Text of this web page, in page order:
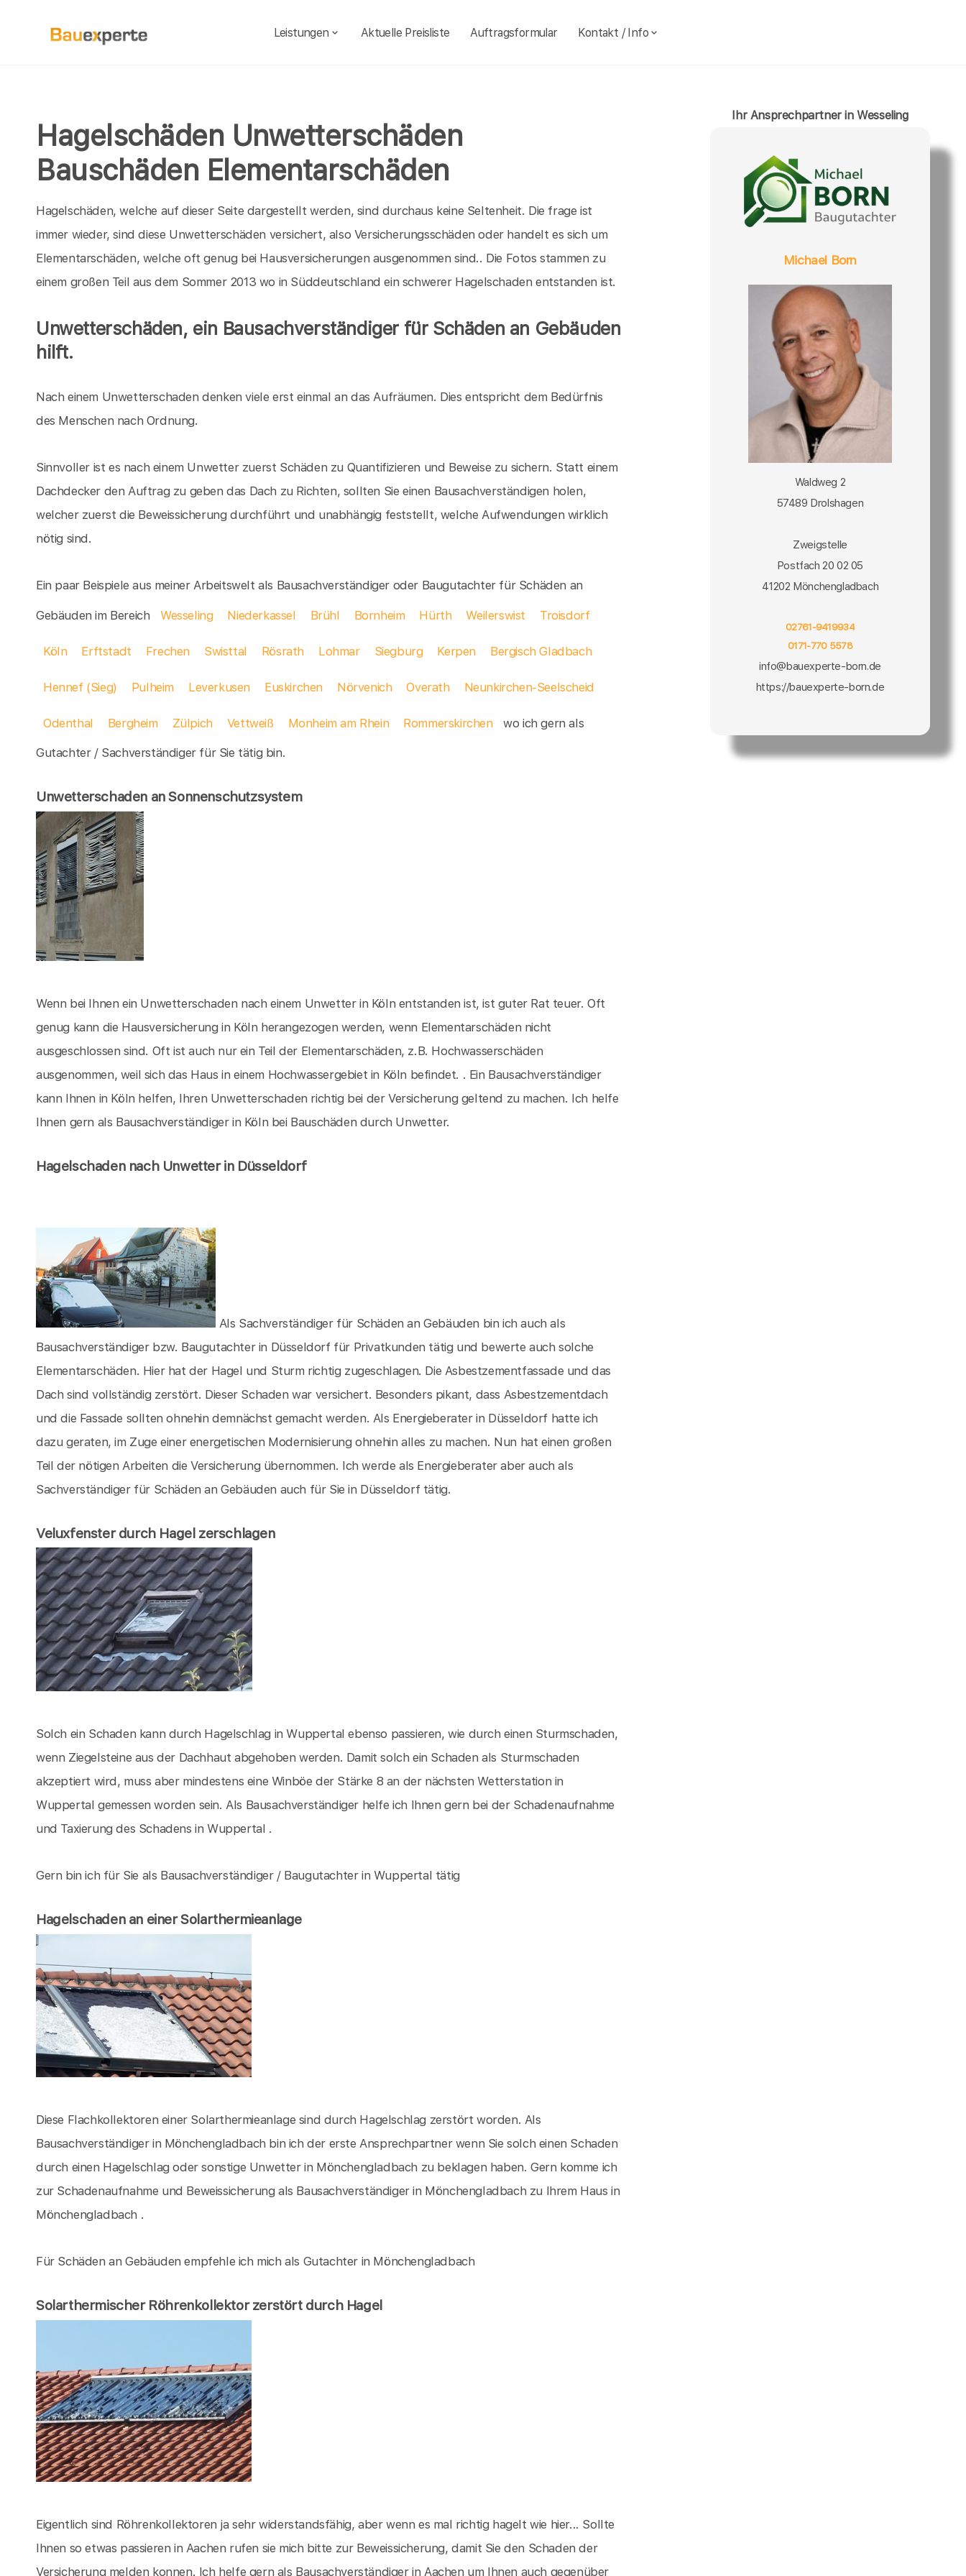
Leistungen Aktuelle Preisliste Auftragsformular Kontakt / Info
Hagelschäden Unwetterschäden
Bauschäden Elementarschäden
Hagelschäden, welche auf dieser Seite dargestellt werden, sind durchaus keine Seltenheit. Die frage ist
immer wieder, sind diese Unwetterschäden versichert, also Versicherungsschäden oder handelt es sich um
Elementarschäden, welche oft genug bei Hausversicherungen ausgenommen sind.. Die Fotos stammen zu
einem großen Teil aus dem Sommer 2013 wo in Süddeutschland ein schwerer Hagelschaden entstanden ist.
Unwetterschäden, ein Bausachverständiger für Schäden an Gebäuden
hilft.
Nach einem Unwetterschaden denken viele erst einmal an das Aufräumen. Dies entspricht dem Bedürfnis
des Menschen nach Ordnung.
Sinnvoller ist es nach einem Unwetter zuerst Schäden zu Quantifizieren und Beweise zu sichern. Statt einem
Dachdecker den Auftrag zu geben das Dach zu Richten, sollten Sie einen Bausachverständigen holen,
welcher zuerst die Beweissicherung durchführt und unabhängig feststellt, welche Aufwendungen wirklich
nötig sind.
Ein paar Beispiele aus meiner Arbeitswelt als Bausachverständiger oder Baugutachter für Schäden an
Gebäuden im Bereich Wesseling Niederkassel Brühl Bornheim Hürth Weilerswist Troisdorf
Köln Erftstadt Frechen Swisttal Rösrath Lohmar Siegburg Kerpen Bergisch Gladbach
Hennef (Sieg) Pulheim Leverkusen Euskirchen Nörvenich Overath Neunkirchen-Seelscheid
Odenthal Bergheim Zülpich Vettweiß Monheim am Rhein Rommerskirchen wo ich gern als
Gutachter / Sachverständiger für Sie tätig bin.
Unwetterschaden an Sonnenschutzsystem
Wenn bei Ihnen ein Unwetterschaden nach einem Unwetter in Köln entstanden ist, ist guter Rat teuer. Oft
genug kann die Hausversicherung in Köln herangezogen werden, wenn Elementarschäden nicht
ausgeschlossen sind. Oft ist auch nur ein Teil der Elementarschäden, z.B. Hochwasserschäden
ausgenommen, weil sich das Haus in einem Hochwassergebiet in Köln befindet. . Ein Bausachverständiger
kann Ihnen in Köln helfen, Ihren Unwetterschaden richtig bei der Versicherung geltend zu machen. Ich helfe
Ihnen gern als Bausachverständiger in Köln bei Bauschäden durch Unwetter.
Hagelschaden nach Unwetter in Düsseldorf
Als Sachverständiger für Schäden an Gebäuden bin ich auch als
Bausachverständiger bzw. Baugutachter in Düsseldorf für Privatkunden tätig und bewerte auch solche
Elementarschäden. Hier hat der Hagel und Sturm richtig zugeschlagen. Die Asbestzementfassade und das
Dach sind vollständig zerstört. Dieser Schaden war versichert. Besonders pikant, dass Asbestzementdach
und die Fassade sollten ohnehin demnächst gemacht werden. Als Energieberater in Düsseldorf hatte ich
dazu geraten, im Zuge einer energetischen Modernisierung ohnehin alles zu machen. Nun hat einen großen
Teil der nötigen Arbeiten die Versicherung übernommen. Ich werde als Energieberater aber auch als
Sachverständiger für Schäden an Gebäuden auch für Sie in Düsseldorf tätig.
Veluxfenster durch Hagel zerschlagen
Solch ein Schaden kann durch Hagelschlag in Wuppertal ebenso passieren, wie durch einen Sturmschaden,
wenn Ziegelsteine aus der Dachhaut abgehoben werden. Damit solch ein Schaden als Sturmschaden
akzeptiert wird, muss aber mindestens eine Winböe der Stärke 8 an der nächsten Wetterstation in
Wuppertal gemessen worden sein. Als Bausachverständiger helfe ich Ihnen gern bei der Schadenaufnahme
und Taxierung des Schadens in Wuppertal .
Gern bin ich für Sie als Bausachverständiger / Baugutachter in Wuppertal tätig
Hagelschaden an einer Solarthermieanlage
Diese Flachkollektoren einer Solarthermieanlage sind durch Hagelschlag zerstört worden. Als
Bausachverständiger in Mönchengladbach bin ich der erste Ansprechpartner wenn Sie solch einen Schaden
durch einen Hagelschlag oder sonstige Unwetter in Mönchengladbach zu beklagen haben. Gern komme ich
zur Schadenaufnahme und Beweissicherung als Bausachverständiger in Mönchengladbach zu Ihrem Haus in
Mönchengladbach .
Für Schäden an Gebäuden empfehle ich mich als Gutachter in Mönchengladbach
Solarthermischer Röhrenkollektor zerstört durch Hagel
Eigentlich sind Röhrenkollektoren ja sehr widerstandsfähig, aber wenn es mal richtig hagelt wie hier... Sollte
Ihnen so etwas passieren in Aachen rufen sie mich bitte zur Beweissicherung, damit Sie den Schaden der
Versicherung melden konnen. Ich helfe gern als Bausachverständiger in Aachen um Ihnen auch gegenüber
Ihr Ansprechpartner in Wesseling
Michael Born
Waldweg 2
57489 Drolshagen
Zweigstelle
Postfach 20 02 05
41202 Mönchengladbach
02761-9419934
0171-770 5578
info@bauexperte-born.de
https://bauexperte-born.de